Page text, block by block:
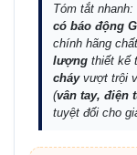
Tóm tắt nhanh:
có báo động
chính hãng
lượng thiết kế
cháyvượt trội
(vân tay, điện
tuyệt đối cho